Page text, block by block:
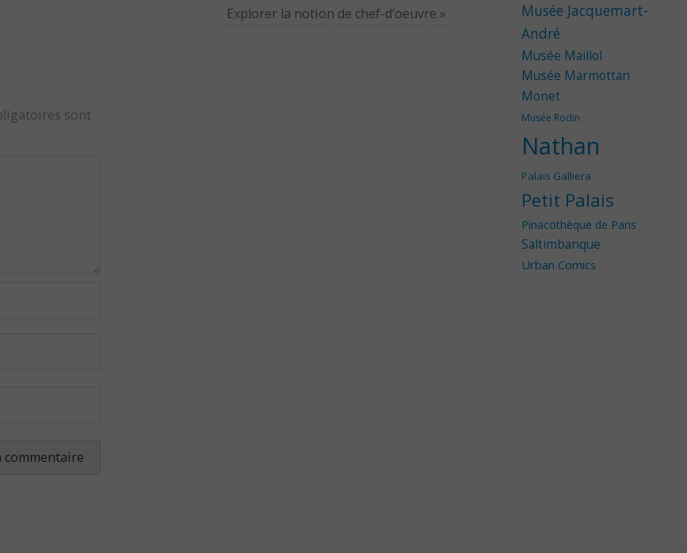
Explorer la notion de chef-d’oeuvre »
sont
Musée Jacquemart-
André
Musée Maillol
Musée Marmottan
Monet
Musée Rodin
Nathan
Palais Galliera
Petit Palais
Pinacothèque de Paris
Saltimbanque
Urban Comics